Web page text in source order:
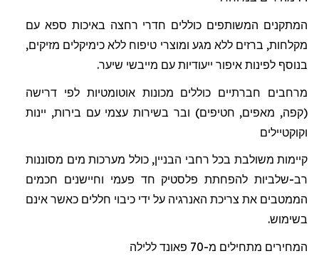
המתקנים המשותפים כוללים חדרי רחצה באיכות ספא עם
מקלחות, ברזים ללא מגע ומוצרי טיפוח ללא כימיקלים מזיקים,
בנוסף לפינות איפור ייעודיות עם מייבשי שיער.
מרחבים חברתיים כוללים מכונות אוטומטיות לפי דרישה
(קפה, מאפים, חטיפים) ובר בשירות עצמי עם בירות, יינות
וקוקטיילים
קיימות משולבת בכל רחבי הבניין, כולל מערכות מים מסוננות
רב-שלביות להפחתת פלסטיק חד פעמי וחיישנים חכמים
הממטבים את צריכת האנרגיה על ידי כיבוי חללים כאשר אינם
בשימוש.
המחירים מתחילים מ-70
פאונד ללילה